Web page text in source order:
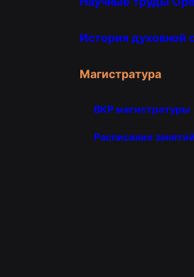
История духовной
Магистратура
ВКР магистратуры
Расписание занятий